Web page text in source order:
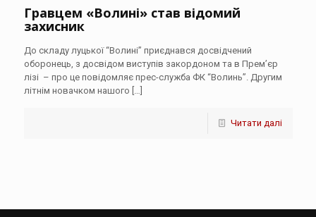
Гравцем «Волині» став відомий
захисник
До складу луцької “Волині” приєднався досвідчений
оборонець, з досвідом виступів закордоном та в Прем’єр
лізі – про це повідомляє прес-служба ФК “Волинь”. Другим
літнім новачком нашого […]
Читати далі